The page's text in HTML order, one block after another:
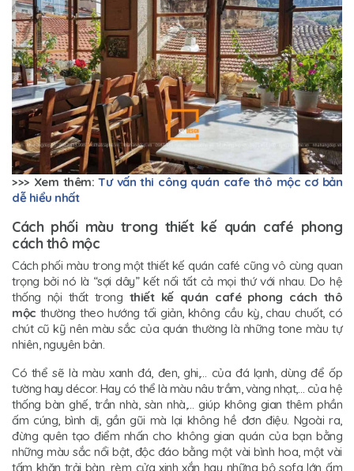
>>> Xem thêm:Tư vấn thi công quán cafe thô mộc cơ bản
dễ hiểu nhất
Cách phối màu trong thiết kế quán café phong
cách thô mộc
Cách phối màu trong một thiết kế quán café cũng vô cùng quan
trọng bởi nó là “sợi dây” kết nối tất cả mọi thứ với nhau. Do hệ
thống nội thất trong thiết kế quán café phong cách thô
mộc thường theo hướng tối giản, không cầu kỳ, chau chuốt, có
chút cũ kỹ nên màu sắc của quán thường là những tone màu tự
nhiên, nguyên bản.
Có thể sẽ là màu xanh đá, đen, ghi,… của đá lạnh, dùng để ốp
tường hay décor. Hay có thể là màu nâu trầm, vàng nhạt,… của hệ
thống bàn ghế, trần nhà, sàn nhà,… giúp không gian thêm phần
ấm cúng, bình dị, gần gũi mà lại không hề đơn điệu. Ngoài ra,
đừng quên tạo điểm nhấn cho không gian quán của bạn bằng
những màu sắc nổi bật, độc đáo bằng một vài bình hoa, một vài
tấm khăn trải bàn, rèm cửa xinh xắn hay những bộ sofa lớn ấm